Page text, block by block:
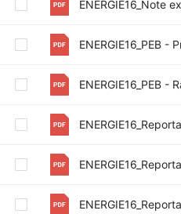
ENERGIE16_PEB -